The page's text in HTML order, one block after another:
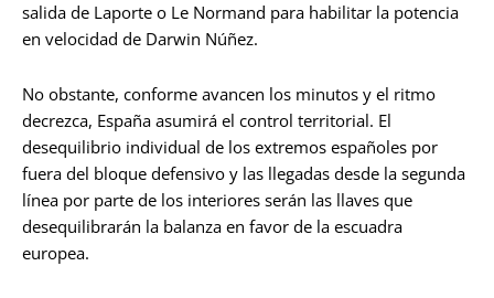
salida de Laporte o Le Normand para habilitar la potencia
en velocidad de Darwin Núñez.
No obstante, conforme avancen los minutos y el ritmo
decrezca, España asumirá el control territorial. El
desequilibrio individual de los extremos españoles por
fuera del bloque defensivo y las llegadas desde la segunda
línea por parte de los interiores serán las llaves que
desequilibrarán la balanza en favor de la escuadra
europea.